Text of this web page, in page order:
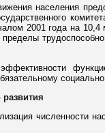
населения
2001 года на
развития
численности